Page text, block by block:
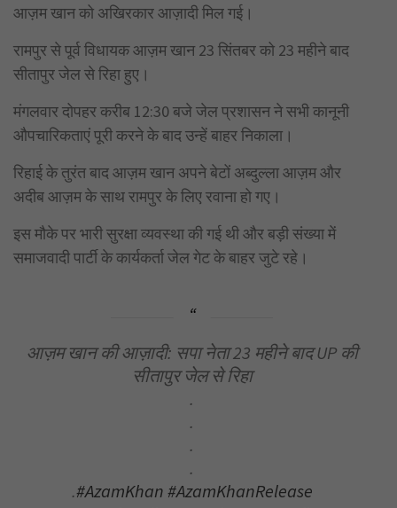
आज़म खान को अखिरकार आज़ादी मिल गई।
रामपुर से पूर्व विधायक आज़म खान 23 सिंतबर को 23 महीने बाद
सीतापुर जेल से रिहा हुए।
मंगलवार दोपहर करीब 12:30 बजे जेल प्रशासन ने सभी कानूनी
औपचारिकताएं पूरी करने के बाद उन्हें बाहर निकाला।
रिहाई के तुरंत बाद आज़म खान अपने बेटों अब्दुल्ला आज़म और
अदीब आज़म के साथ रामपुर के लिए रवाना हो गए।
इस मौके पर भारी सुरक्षा व्यवस्था की गई थी और बड़ी संख्या में
समाजवादी पार्टी के कार्यकर्ता जेल गेट के बाहर जुटे रहे।
आज़म खान की आज़ादी: सपा नेता 23 महीने बाद UP की
सीतापुर जेल से रिहा
.
.
.
.
.#AzamKhan#AzamKhanRelease